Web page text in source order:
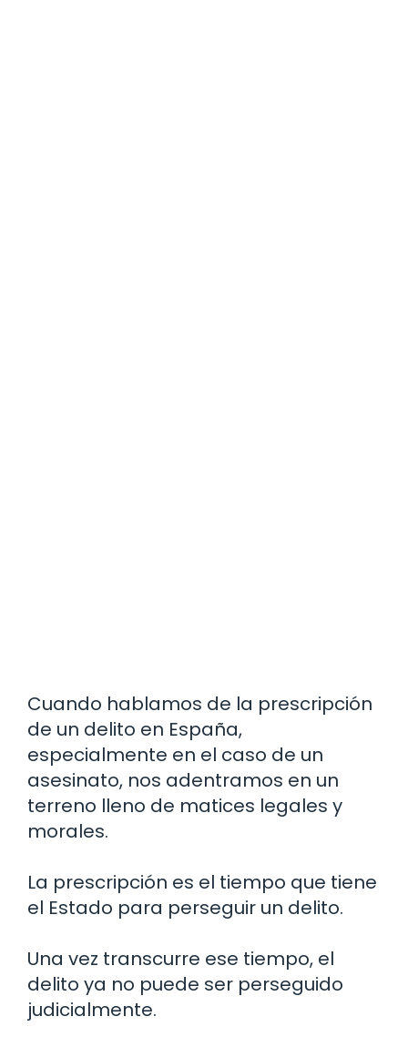
Cuando hablamos de la prescripción
de un delito en España,
especialmente en el caso de un
asesinato, nos adentramos en un
terreno lleno de matices legales y
morales.
La prescripción es el tiempo que tiene
el Estado para perseguir un delito.
Una vez transcurre ese tiempo, el
delito ya no puede ser perseguido
judicialmente.